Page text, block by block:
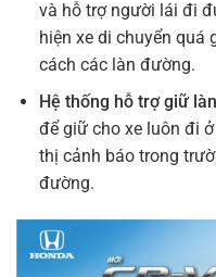
và hỗ trợ người lái đi
hiện xe di chuyển quá
cách các làn đường.
Hệ thống hỗ trợ giữ
để giữ cho xe luôn đi
thị cảnh báo trong
đường.